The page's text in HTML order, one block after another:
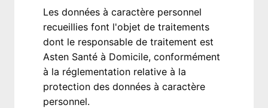
Les données à caractère personnel
recueillies font l'objet de traitements
dont le responsable de traitement est
Asten Santé à Domicile, conformément
à la réglementation relative à la
protection des données à caractère
personnel.